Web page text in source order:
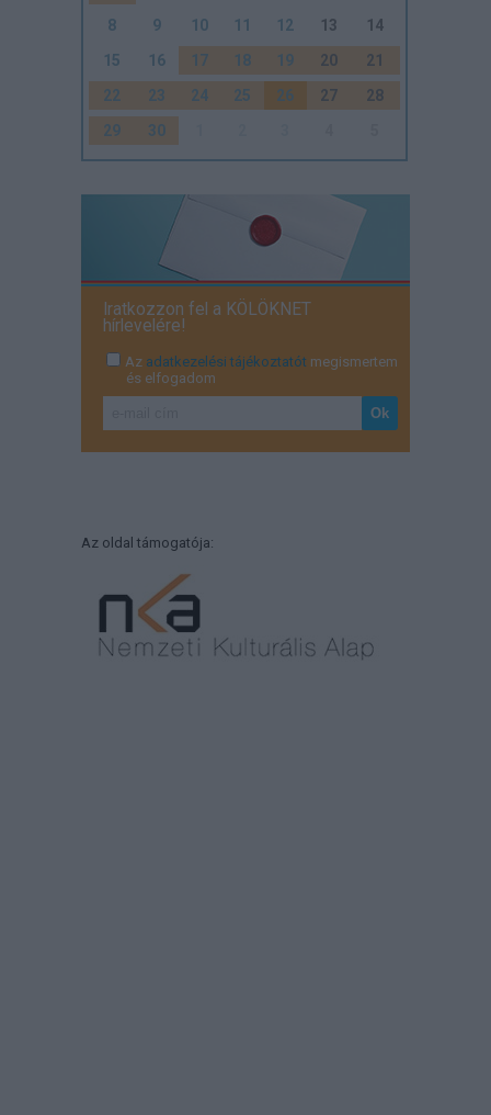
8
9 10 11 12 13
14
15
16 17 18 19 20
21
22
23 24 25 26 27
28
29
30
Iratkozzon fel a KÖLÖKNET
hírlevelére!
Az adatkezelési tájékoztatót megismertem
és elfogadom
Az oldal támogatója: